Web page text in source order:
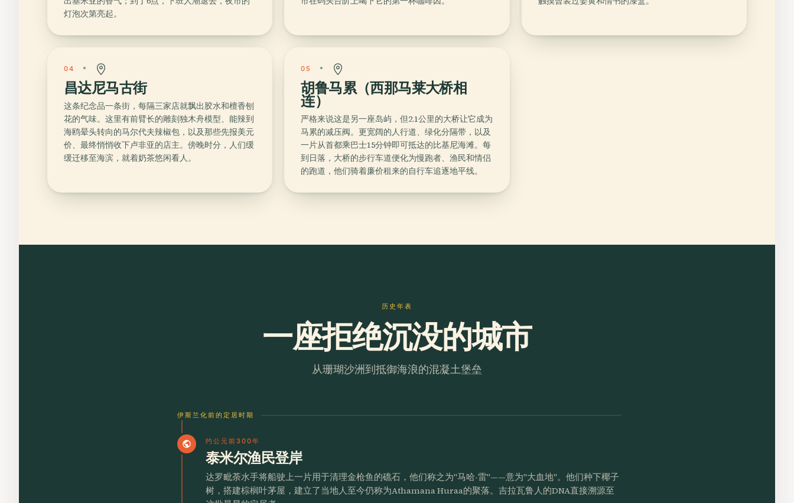
灯泡次第亮起。
04
昌达尼马古街
这条纪念品一条街，每隔三家店就飘出胶水和檀香刨
花的气味。这里有前臂长的雕刻独木舟模型、能辣到
海鸥晕头转向的马尔代夫辣椒包，以及那些先报美元
价、最终悄悄收下卢非亚的店主。傍晚时分，人们缓
缓迁移至海滨，就着奶茶悠闲看人。
05
胡鲁马累（西那马莱大桥相
连）
严格来说这是另一座岛屿，但2.1公里的大桥让它成为
马累的减压阀。更宽阔的人行道、绿化分隔带，以及
一片从首都乘巴士15分钟即可抵达的比基尼海滩。每
到日落，大桥的步行车道便化为慢跑者、渔民和情侣
的跑道，他们骑着廉价租来的自行车追逐地平线。
历史年表
一座拒绝沉没的城市
从珊瑚沙洲到抵御海浪的混凝土堡垒
伊斯兰化前的定居时期
public 约公元前300年
泰米尔渔民登岸
达罗毗荼水手将船驶上一片用于清理金枪鱼的礁石，他们称之为"马哈-雷"——意为"大血地"。他们种下椰子
树，搭建棕榈叶茅屋，建立了当地人至今仍称为Athamana Huraa的聚落。吉拉瓦鲁人的DNA直接溯源至